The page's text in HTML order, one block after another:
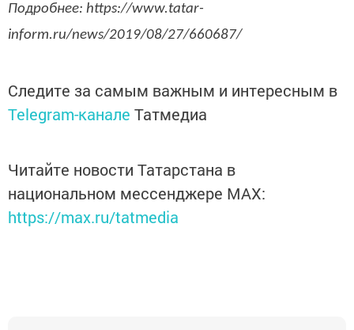
Подробнее: https://www.tatar-
inform.ru/news/2019/08/27/660687/
Следите за самым важным и интересным в
Telegram-канале Татмедиа
Читайте новости Татарстана в
национальном мессенджере MАХ:
https://max.ru/tatmedia